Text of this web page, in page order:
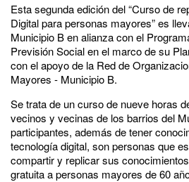
Esta segunda edición del “Curso de
Digital para personas mayores” es
Municipio B en alianza con el
Previsión Social en el marco de su
con el apoyo de la Red de
Mayores - Municipio B.
Se trata de un curso de nueve horas
vecinos y vecinas de los barrios del
participantes, además de tener
tecnología digital, son personas que
compartir y replicar sus
gratuita a personas mayores de 60